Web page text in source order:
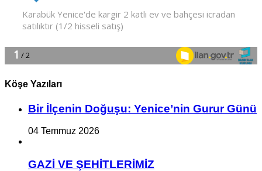
Köşe Yazıları
Bir İlçe­nin Do­ğu­şu: Ye­ni­ce’nin Gurur Günü
04 Temmuz 2026
GAZİ VE ŞEHİTLERİMİZ